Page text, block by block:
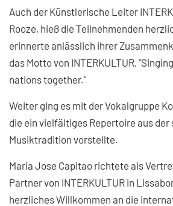
Auch der Künstlerische Leiter
Rooze, hieß die Teilnehmenden
erinnerte anlässlich ihrer
das Motto von INTERKULTUR,
nations together."
Weiter ging es mit der Vokalgruppe
die ein vielfältiges Repertoire aus der
Musiktradition vorstellte.
Maria Jose Capitao richtete als
Partner von INTERKULTUR in
herzliches Willkommen an die